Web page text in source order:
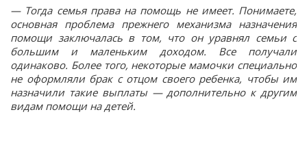
— Тогда семья права на помощь не имеет. Понимаете,
основная проблема прежнего механизма назначения
помощи заключалась в том, что он уравнял семьи с
большим и маленьким доходом. Все получали
одинаково. Более того, некоторые мамочки специально
не оформляли брак с отцом своего ребенка, чтобы им
назначили такие выплаты — дополнительно к другим
видам помощи на детей.